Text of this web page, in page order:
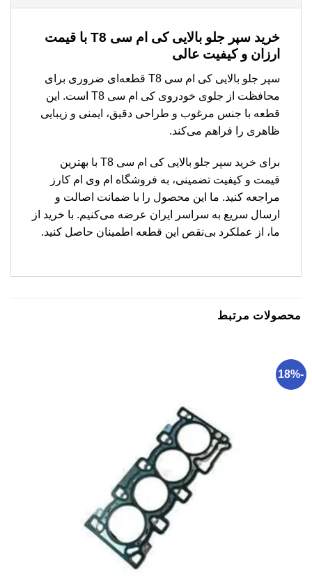
خرید سپر جلو بالایی کی ام سی T8 با قیمت
ارزان و کیفیت عالی
سپر جلو بالایی کی ام سی T8 قطعه‌ای ضروری برای
محافظت از جلوی خودروی کی ام سی T8 است. این
قطعه با جنس مرغوب و طراحی دقیق، ایمنی و زیبایی
ظاهری را فراهم می‌کند.
برای خرید سپر جلو بالایی کی ام سی T8 با بهترین
قیمت و کیفیت تضمینی، به فروشگاه ام وی ام کارز
مراجعه کنید. ما این محصول را با ضمانت اصالت و
ارسال سریع به سراسر ایران عرضه می‌کنیم. با خرید از
ما، از عملکرد بی‌نقص این قطعه اطمینان حاصل کنید.
محصولات مرتبط
-18%